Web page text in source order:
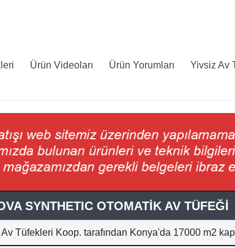
Ürün Videoları Ürün Yorumları Yivsiz Av
SYNTHETIC OTOMATİK AV TÜFEĞİ
Tüfekleri Koop. tarafından Konya'da 17000 m2